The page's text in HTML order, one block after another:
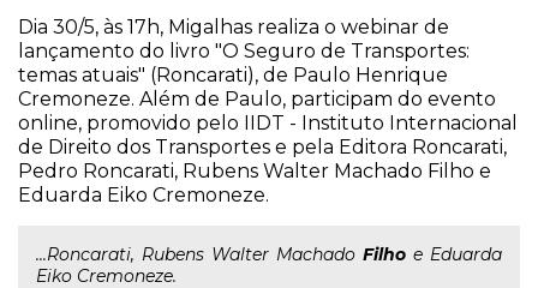
Dia 30/5, às 17h, Migalhas realiza o webinar de
lançamento do livro "O Seguro de Transportes:
temas atuais" (Roncarati), de Paulo Henrique
Cremoneze. Além de Paulo, participam do evento
online, promovido pelo IIDT - Instituto Internacional
de Direito dos Transportes e pela Editora Roncarati,
Pedro Roncarati, Rubens Walter Machado Filho e
Eduarda Eiko Cremoneze.
...Roncarati, Rubens Walter Machado Filho e Eduarda
Eiko Cremoneze.